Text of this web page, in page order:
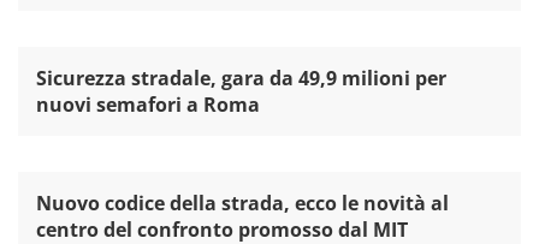
Sicurezza stradale, gara da 49,9 milioni per
nuovi semafori a Roma
Nuovo codice della strada, ecco le novità al
centro del confronto promosso dal MIT